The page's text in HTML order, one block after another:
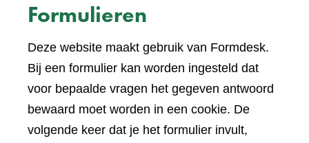
Formulieren
Deze website maakt gebruik van Formdesk.
Bij een formulier kan worden ingesteld dat
voor bepaalde vragen het gegeven antwoord
bewaard moet worden in een cookie. De
volgende keer dat je het formulier invult,